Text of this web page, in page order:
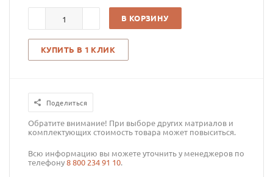
В КОРЗИНУ
КУПИТЬ В 1 КЛИК
Поделиться
Обратите внимание! При выборе других матриалов и
комплектующих стоимость товара может повыситься.
Всю информацию вы можете уточнить у менеджеров по
телефону8 800 234 91 10.